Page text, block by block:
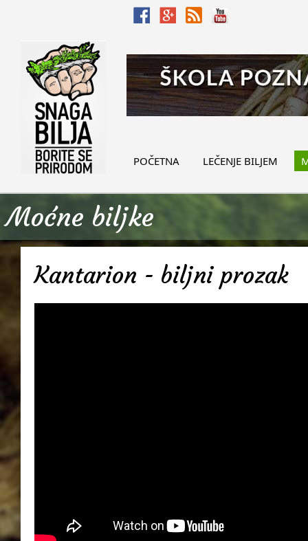
POČETNA LEČENJE BILJEM
Moćne biljke
Kantarion - biljni prozak